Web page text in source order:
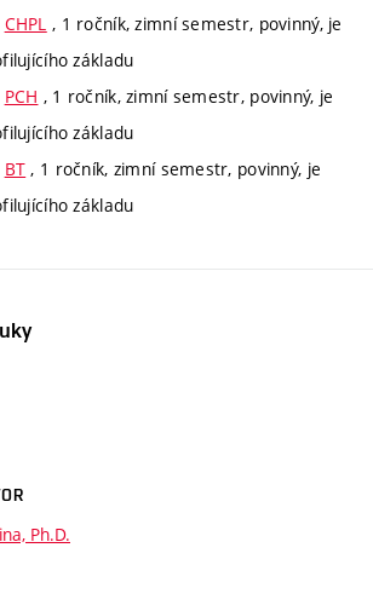
CHPL , 1 ročník, zimní semestr, povinný, je
základu
PCH , 1 ročník, zimní semestr, povinný, je
základu
BT , 1 ročník, zimní semestr, povinný, je
základu
Ph.D.